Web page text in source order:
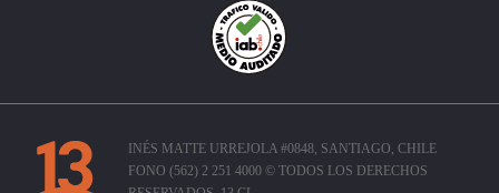
INÉS MATTE URREJOLA #0848, SANTIAGO, CHILE
FONO (562) 2 251 4000 © TODOS LOS DERECHOS